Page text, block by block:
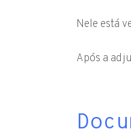
Nele está
Após a